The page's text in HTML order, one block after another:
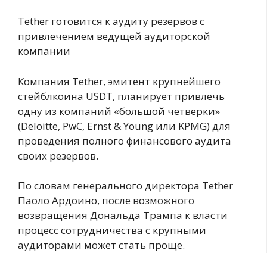
Tether готовится к аудиту резервов с
привлечением ведущей аудиторской
компании
Компания Tether, эмитент крупнейшего
стейблкоина USDT, планирует привлечь
одну из компаний «большой четверки»
(Deloitte, PwC, Ernst & Young или KPMG) для
проведения полного финансового аудита
своих резервов.
По словам генерального директора Tether
Паоло Ардоино, после возможного
возвращения Дональда Трампа к власти
процесс сотрудничества с крупными
аудиторами может стать проще.